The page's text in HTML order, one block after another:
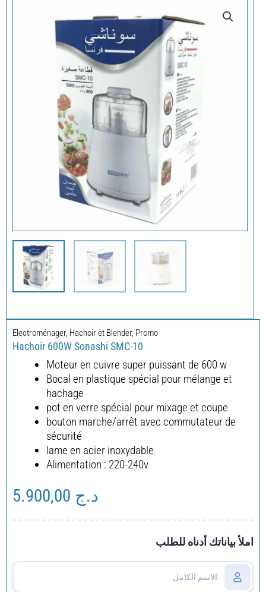
Electroménager, Hachoir et Blender, Promo
Hachoir 600W Sonashi SMC-10
Moteur en cuivre super puissant de 600 w
Bocal en plastique spécial pour mélange et
hachage
pot en verre spécial pour mixage et coupe
bouton marche/arrêt avec commutateur de
sécurité
lame en acier inoxydable
Alimentation : 220-240v
د.ج
املأ بياناتك أدناه للطلب